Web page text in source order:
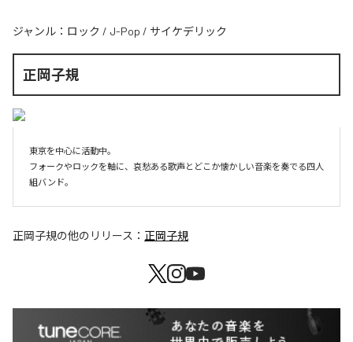
ジャンル： ロック / J-Pop / サイケデリック
正岡子規
東京を中心に活動中。
フォークやロックを軸に、哀愁ある歌声とどこか懐かしい音楽を奏でる四人
組バンド。
正岡子規の他のリリース： 正岡子規